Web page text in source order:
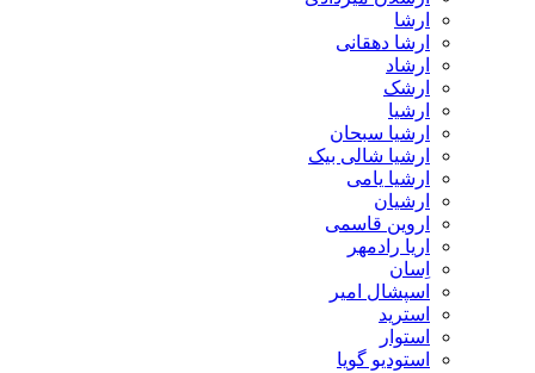
ارشا
ارشا دهقانی
ارشاد
ارشک
ارشیا
ارشیا سبحان
ارشیا شالی بیک
ارشیا یامی
ارشیان
اروین قاسمی
اریا رادمهر
اِسان
اسپشال امیر
استرید
استوار
استودیو گویا